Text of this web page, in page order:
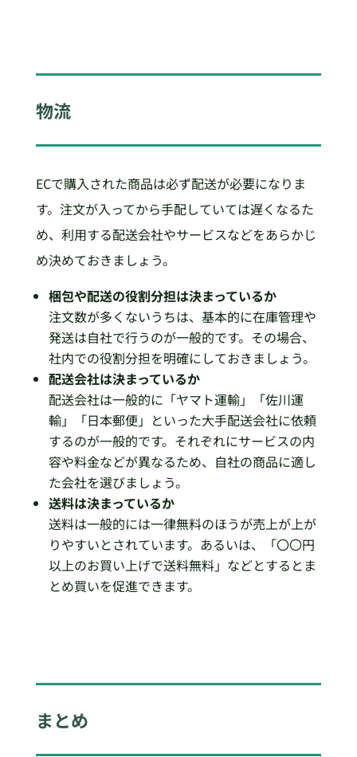
物流
ECで購入された商品は必ず配送が必要になりま
す。注文が入ってから手配していては遅くなるた
め、利用する配送会社やサービスなどをあらかじ
め決めておきましょう。
梱包や配送の役割分担は決まっているか
注文数が多くないうちは、基本的に在庫管理や
発送は自社で行うのが一般的です。その場合、
社内での役割分担を明確にしておきましょう。
配送会社は決まっているか
配送会社は一般的に「ヤマト運輸」「佐川運
輸」「日本郵便」といった大手配送会社に依頼
するのが一般的です。それぞれにサービスの内
容や料金などが異なるため、自社の商品に適し
た会社を選びましょう。
送料は決まっているか
送料は一般的には一律無料のほうが売上が上が
りやすいとされています。あるいは、「〇〇円
以上のお買い上げで送料無料」などとするとま
とめ買いを促進できます。
まとめ